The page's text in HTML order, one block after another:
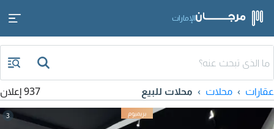
الإمارات
عقارات محلات محلات للبيع 937 إعلان
3